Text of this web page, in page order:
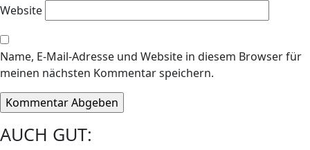
Website
Name, E-Mail-Adresse und Website in diesem Browser für
meinen nächsten Kommentar speichern.
AUCH GUT: